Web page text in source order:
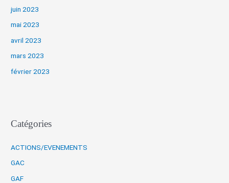
juin 2023
mai 2023
avril 2023
mars 2023
février 2023
Catégories
ACTIONS/EVENEMENTS
GAC
GAF